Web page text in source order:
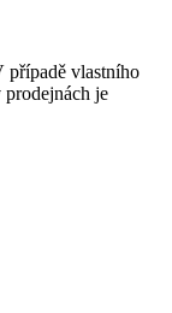
případě vlastního
je